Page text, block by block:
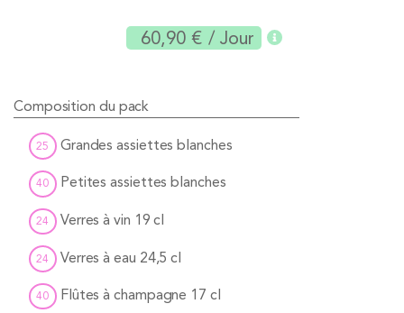
60,90 € / Jour
Composition du pack
25 Grandes assiettes blanches
40 Petites assiettes blanches
24 Verres à vin 19 cl
24 Verres à eau 24,5 cl
40 Flûtes à champagne 17 cl